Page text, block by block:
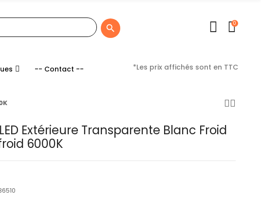

0
-- Contact -- *Les prix affichés sont en TTC
Extérieure Transparente Blanc Froid
6000K